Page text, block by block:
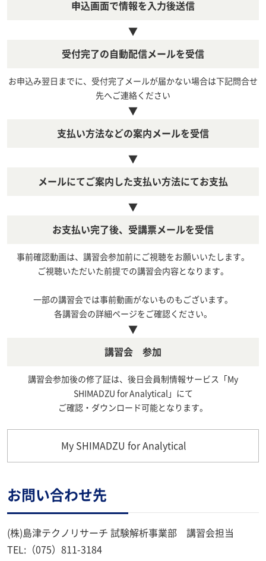
申込画面で情報を入力後送信
▼
受付完了の自動配信メールを受信
お申込み翌日までに、受付完了メールが届かない場合は下記問合せ
先へご連絡ください
▼
支払い方法などの案内メールを受信
▼
メールにてご案内した支払い方法にてお支払
▼
お支払い完了後、受講票メールを受信
事前確認動画は、講習会参加前にご視聴をお願いいたします。
ご視聴いただいた前提での講習会内容となります。
一部の講習会では事前動画がないものもございます。
各講習会の詳細ページをご確認ください。
▼
講習会 参加
講習会参加後の修了証は、後日会員制情報サービス「My
SHIMADZU for Analytical」にて
ご確認・ダウンロード可能となります。
My SHIMADZU for Analytical
お問い合わせ先
(株)島津テクノリサーチ 試験解析事業部 講習会担当
TEL:（075）811-3184